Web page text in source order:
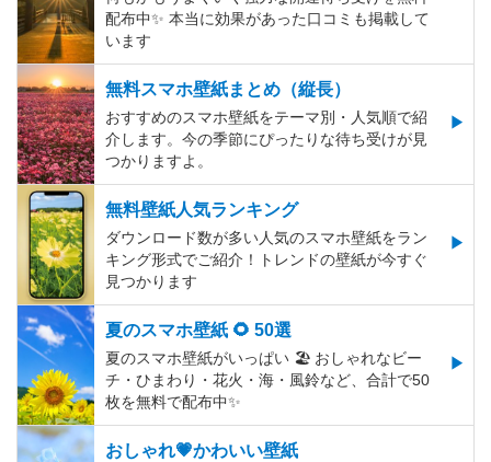
配布中✨️ 本当に効果があった口コミも掲載して
います
無料スマホ壁紙まとめ（縦長）
おすすめのスマホ壁紙をテーマ別・人気順で紹
介します。今の季節にぴったりな待ち受けが見
つかりますよ。
無料壁紙人気ランキング
ダウンロード数が多い人気のスマホ壁紙をラン
キング形式でご紹介！トレンドの壁紙が今すぐ
見つかります
夏のスマホ壁紙 🌻 50選
夏のスマホ壁紙がいっぱい 🏖 おしゃれなビー
チ・ひまわり・花火・海・風鈴など、合計で50
枚を無料で配布中✨
おしゃれ💗かわいい壁紙